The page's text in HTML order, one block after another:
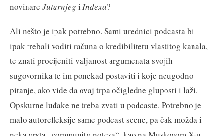
novinare Jutarnjeg i Indexa?
Ali nešto je ipak potrebno. Sami urednici podcasta bi
ipak trebali voditi računa o kredibilitetu vlastitog kanala,
te znati procijeniti valjanost argumenata svojih
sugovornika te im ponekad postaviti i koje neugodno
pitanje, ako vide da ovaj trpa očigledne gluposti i laži.
Opskurne luđake ne treba zvati u podcaste. Potrebno je
malo autorefleksije same podcast scene, pa čak možda i